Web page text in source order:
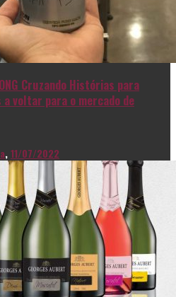
Cruzando Histórias para
voltar para o mercado de
,11/07/2022